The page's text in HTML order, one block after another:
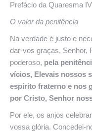
Prefácio da Quaresma IV
O valor da penitência
Na verdade é justo e
dar-vos graças, Senhor,
poderoso, pela
vícios, Elevais nossos
espírito fraterno e nos
por Cristo, Senhor
Por ele, os anjos
vossa glória. Concedei-